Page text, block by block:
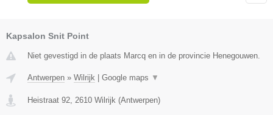
Kapsalon Snit Point
Niet gevestigd in de plaats Marcq en in de provincie Henegouwen.
Antwerpen » Wilrijk | Google maps ▼
Heistraat 92 2610 Wilrijk (Antwerpen)